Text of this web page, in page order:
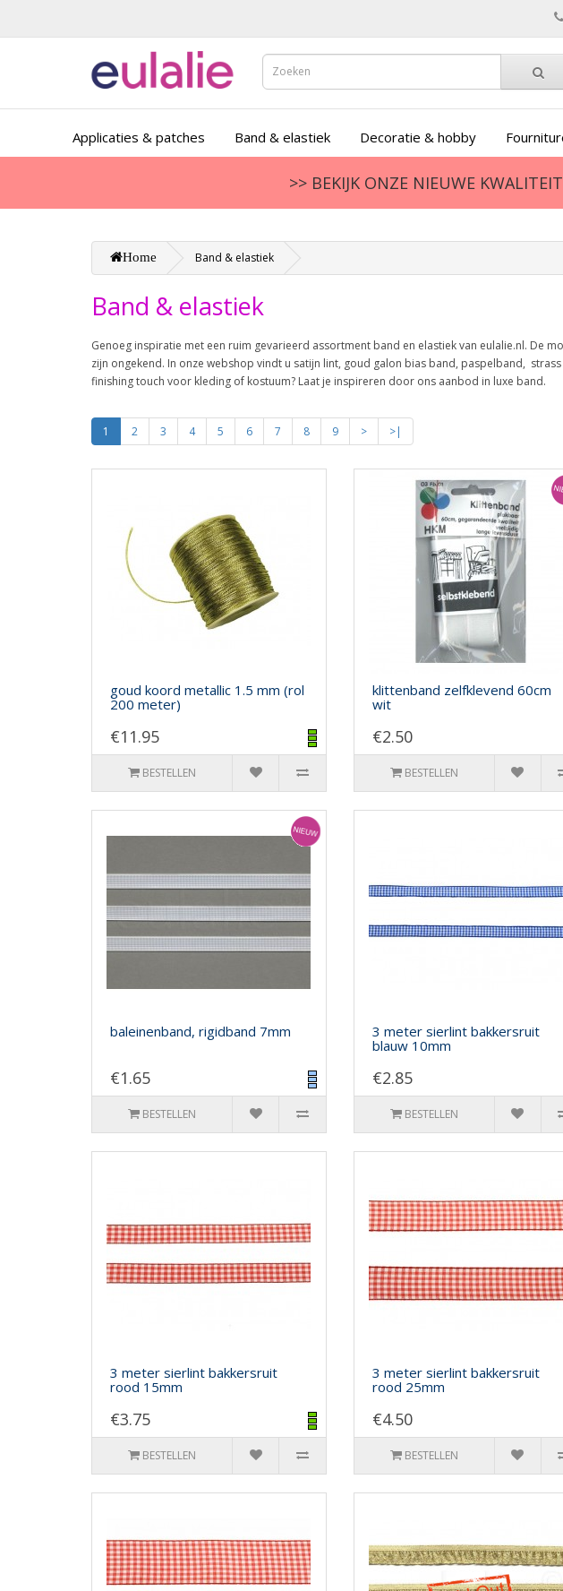
Applicaties & patches Band & elastiek Decoratie & hobby
>> BEKIJK ONZE NIEUWE
Home Band & elastiek
Band & elastiek
Genoeg inspiratie met een ruim gevarieerd assortment band en elastiek van eulalie.nl. De
zijn ongekend. In onze webshop vindt u satijn lint, goud galon bias band, paspelband,
finishing touch voor kleding of kostuum? Laat je inspireren door ons aanbod in luxe band.
1 2 3 4 5 6 7 8 9 > >|
goud koord metallic 1.5 mm (rol
200 meter)
€11.95
BESTELLEN
klittenband zelfklevend 60cm
wit
€2.50
BESTELLEN
baleinenband, rigidband 7mm
€1.65
BESTELLEN
3 meter sierlint bakkersruit
blauw 10mm
€2.85
BESTELLEN
3 meter sierlint bakkersruit
rood 15mm
€3.75
BESTELLEN
3 meter sierlint bakkersruit
rood 25mm
€4.50
BESTELLEN